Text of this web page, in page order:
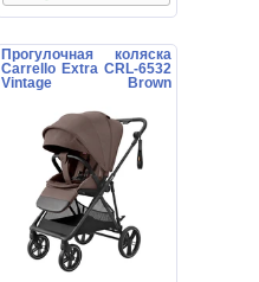
Прогулочная коляска
Carrello Extra CRL-6532
Vintage Brown